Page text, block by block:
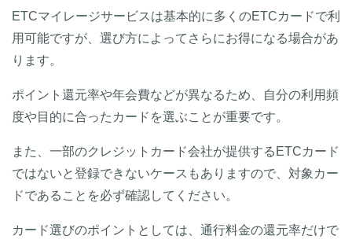
ETCマイレージサービスは基本的に多くのETCカードで利
用可能ですが、選び方によってさらにお得になる場合があ
ります。
ポイント還元率や年会費などが異なるため、自分の利用頻
度や目的に合ったカードを選ぶことが重要です。
また、一部のクレジットカード会社が提供するETCカード
ではないと登録できないケースもありますので、対象カー
ドであることを必ず確認してください。
カード選びのポイントとしては、通行料金の還元率だけで